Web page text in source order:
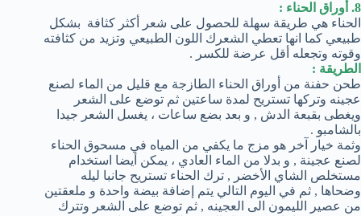
8. أوراق الحناء :
الحناء هي طريقة سهلة للحصول على شعر أكثر كثافة بشكل
طبيعي كما انها تعطي الشعرك اللون الطبيعي وتزيد من كثافته
وقوته وتجعله أقل عرضة للكسر .
الطريقة :
طحن حفنة من أوراق الحناء الطازجة مع قليل من الماء لصنع
عجينه وتركها تستريح لمدة ساعتين ثم توضع على الشعر
ويغطى بقبعة الدش , و بعد بضع ساعات ، يغسل الشعر جيدا
بالشامبو .
وثمة خيار آخر هو مزج ما يكفي من المياه في مسحوق الحناء
لصنع عجينة , و بدلا من الماء العادي ، يمكن أيضا استخدام
مستخلص الشاي الأخضر , ترك الحناء تستريح جانبا ليله
وضحاها , ثم في اليوم التالي يتم إضافة بيضة واحدة و ملعقتين
من عصير الليمون الى العجينه , ثم توضع على الشعر وتترك